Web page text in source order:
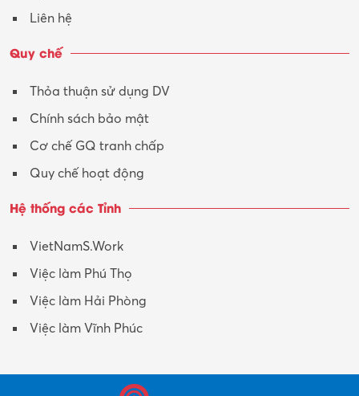
Liên hệ
Quy chế
Thỏa thuận sử dụng DV
Chính sách bảo mật
Cơ chế GQ tranh chấp
Quy chế hoạt động
Hệ thống các Tỉnh
VietNamS.Work
Việc làm Phú Thọ
Việc làm Hải Phòng
Việc làm Vĩnh Phúc